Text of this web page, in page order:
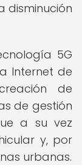
disminución
5G
Internet de
de
de gestión
a su vez
y, por
urbanas.